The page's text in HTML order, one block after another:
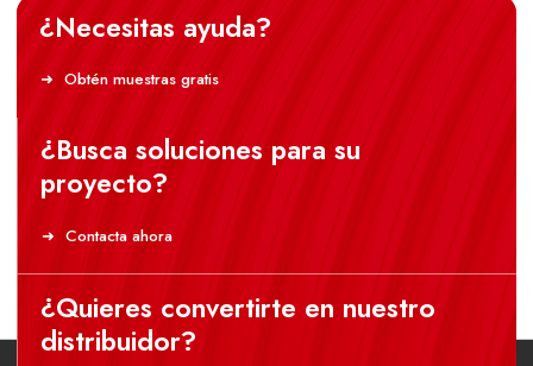
¿Necesitas ayuda?
Obtén muestras gratis
¿Busca soluciones para su
proyecto?
Contacta ahora
¿Quieres convertirte en nuestro
distribuidor?